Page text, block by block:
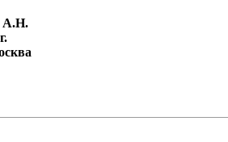
А.Н.